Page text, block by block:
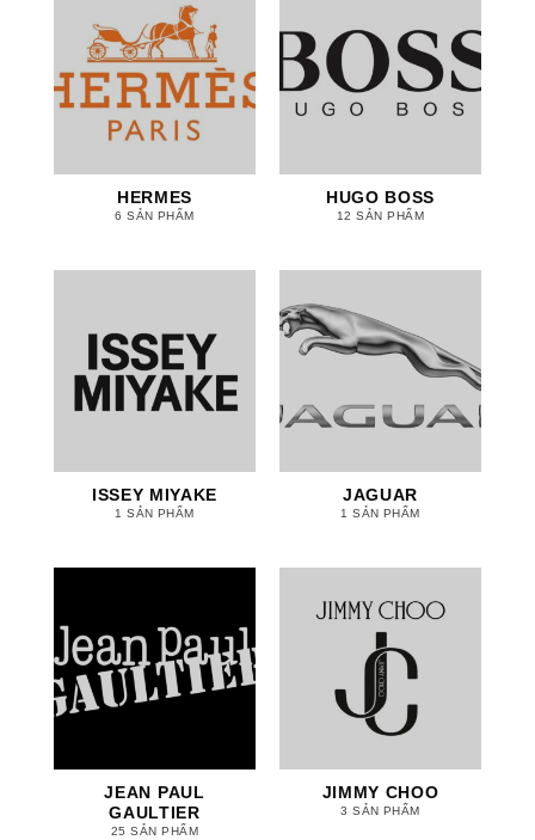
HERMES
6 SẢN PHẨM
HUGO BOSS
12 SẢN PHẨM
ISSEY MIYAKE
1 SẢN PHẨM
JAGUAR
1 SẢN PHẨM
JEAN PAUL
GAULTIER
25 SẢN PHẨM
JIMMY CHOO
3 SẢN PHẨM